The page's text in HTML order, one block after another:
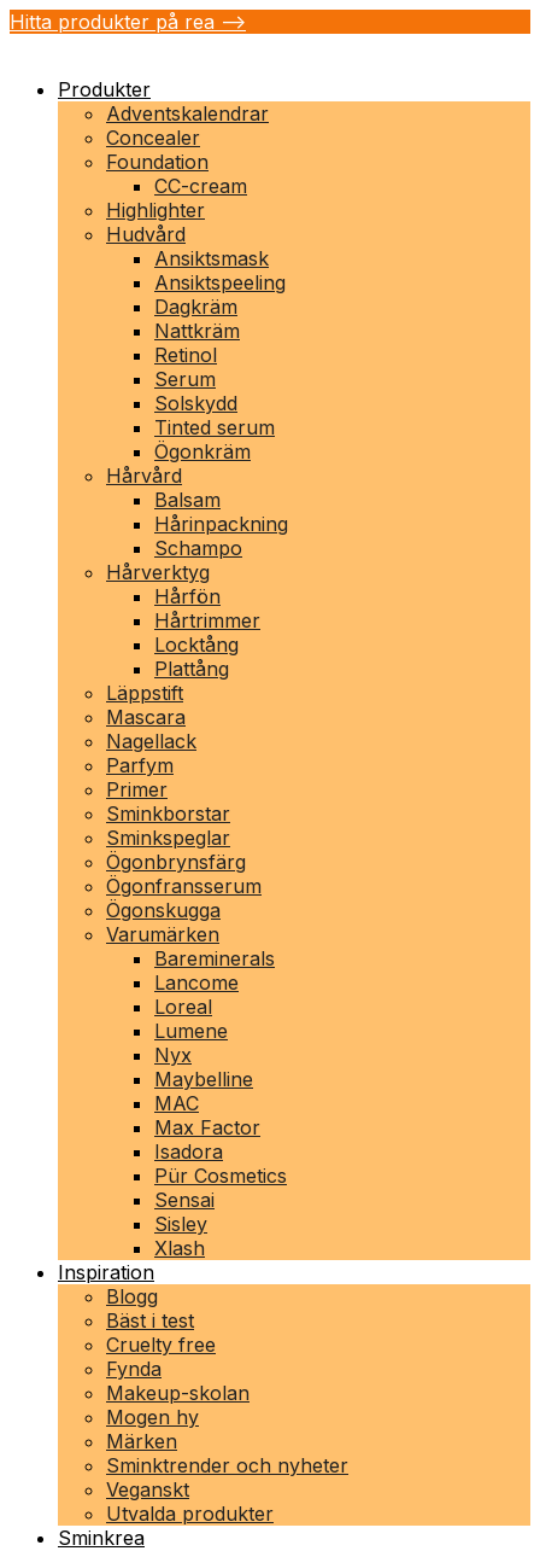
Hitta produkter på rea -->
Produkter
Adventskalendrar
Concealer
Foundation
CC-cream
Highlighter
Hudvård
Ansiktsmask
Ansiktspeeling
Dagkräm
Nattkräm
Retinol
Serum
Solskydd
Tinted serum
Ögonkräm
Hårvård
Balsam
Hårinpackning
Schampo
Hårverktyg
Hårfön
Hårtrimmer
Locktång
Plattång
Läppstift
Mascara
Nagellack
Parfym
Primer
Sminkborstar
Sminkspeglar
Ögonbrynsfärg
Ögonfransserum
Ögonskugga
Varumärken
Bareminerals
Lancome
Loreal
Lumene
Nyx
Maybelline
MAC
Max Factor
Isadora
Pür Cosmetics
Sensai
Sisley
Xlash
Inspiration
Blogg
Bäst i test
Cruelty free
Fynda
Makeup-skolan
Mogen hy
Märken
Sminktrender och nyheter
Veganskt
Utvalda produkter
Sminkrea